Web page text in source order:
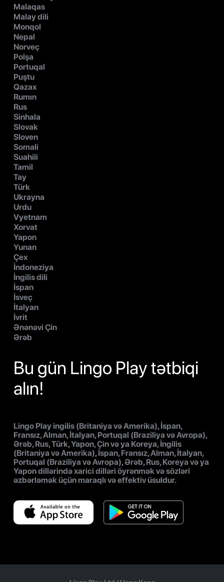
Malaqas
Malay dili
Monqol
Nepal
Norveç
Polşa
Portuqal
Puştu
Qazax
Rumın
Rus
Sinhala
Slovak
Sloven
Somali
Suahili
Tamil
Tay
Türk
Ukrayna
Urdu
Vyetnam
Xorvat
Yapon
Yunan
Çex
İndoneziya
İngilis dili
İspan
İsveç
İtalyan
İvrit
Ənənəvi Çin
Ərəb
Bu gün Lingo Play tətbiqi
alın!
Lingo Play ingilis (Britaniya və Amerika), İspan,
Fransız, Alman, İtalyan, Portuqal (Braziliya və Avropa),
Ərəb, Rus, Türk, Yapon, Çin və ya Koreya, İngilis
(Britaniya və Amerika), İspan, Fransız, Alman, İtalyan,
Portuqal (Braziliya və Avropa), Ərəb, Rus, Koreya və ya
Yapon dillərində xarici dilləri öyrənmək və sözləri
əzbərləmək üçün maraqlı və effektiv üsuldur.